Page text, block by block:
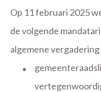
Op 11 februari 2025
de volgende
algemene vergadering
●